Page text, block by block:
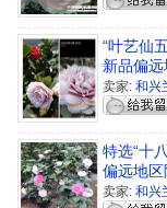
“叶艺仙
新品偏
卖家: 和兴
特选“十
偏远地
卖家: 和兴